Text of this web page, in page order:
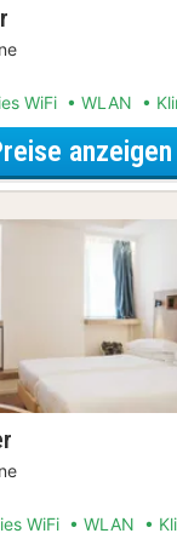
WiFi WLAN
anzeigen
WiFi WLAN